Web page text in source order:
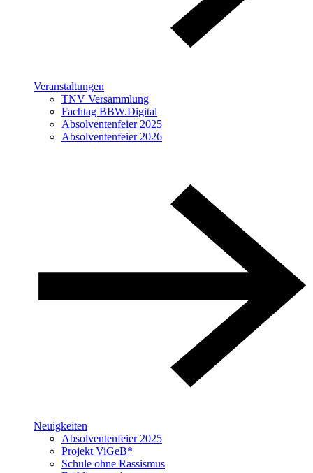
Veranstaltungen
TNV Versammlung
Fachtag BBW.Digital
Absolventenfeier 2025
Absolventenfeier 2026
Neuigkeiten
Absolventenfeier 2025
Projekt ViGeB*
Schule ohne Rassismus